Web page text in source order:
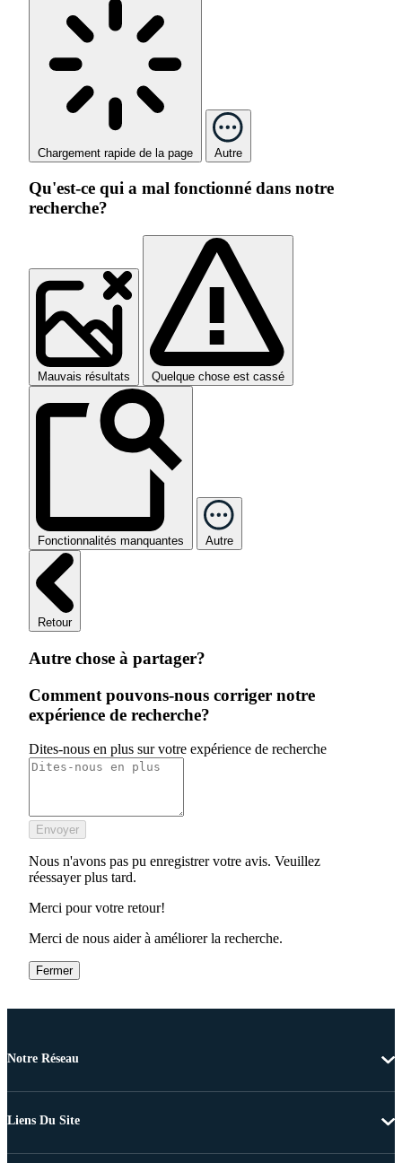
Chargement rapide de la page Autre
Qu'est-ce qui a mal fonctionné dans notre
recherche?
Mauvais résultats Quelque chose est cassé
Fonctionnalités manquantes Autre
Retour
Autre chose à partager?
Comment pouvons-nous corriger notre
expérience de recherche?
Dites-nous en plus sur votre expérience de recherche
Envoyer
Nous n'avons pas pu enregistrer votre avis. Veuillez
réessayer plus tard.
Merci pour votre retour!
Merci de nous aider à améliorer la recherche.
Fermer
Notre Réseau
Liens Du Site